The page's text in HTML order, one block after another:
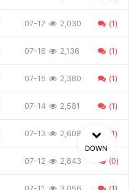
07-17 2,030 (1)
07-16 2,136 (1)
07-15 2,380 (1)
07-14 2,581 (1)
07-13 2,608 (1)
07-12 2,843 (0)
07-11 3,056 (1)
DOWN